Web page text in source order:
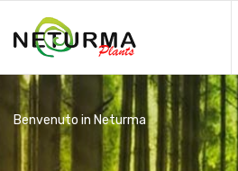
Benvenuto in Neturma